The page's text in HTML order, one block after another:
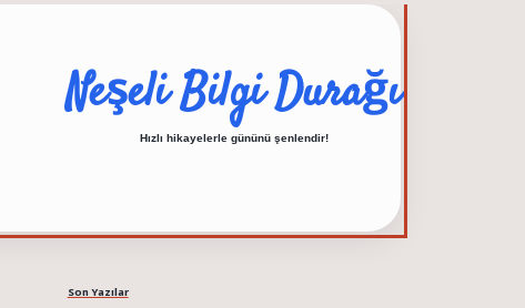
Neşeli Bilgi Durağı
Hızlı hikayelerle gününü şenlendir!
Son Yazılar
elexbet güncel